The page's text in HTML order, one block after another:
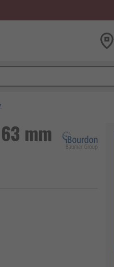
mm